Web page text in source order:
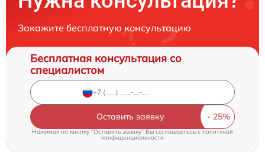
Закажите бесплатную консультацию
Бесплатная консультация со
специалистом
Оставить заявку
Нажимая на кнопку "Оставить заявку" Вы соглашаетесь cполитикой
конфиденциальности